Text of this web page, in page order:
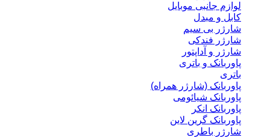
لوازم جانبی موبایل
کابل و مبدل
شارژر بی سیم
شارژر فندکی
شارژر و آداپتور
پاوربانک و باتری
باتری
پاوربانک (شارژر همراه)
پاوربانک شیائومی
پاوربانک انکر
پاوربانک گرین لاین
شارژر باطری